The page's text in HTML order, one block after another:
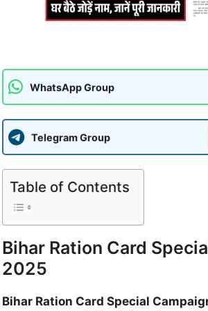
WhatsApp Group
Telegram Group
Table of Contents
Bihar Ration Card
2025
Bihar Ration Card Special